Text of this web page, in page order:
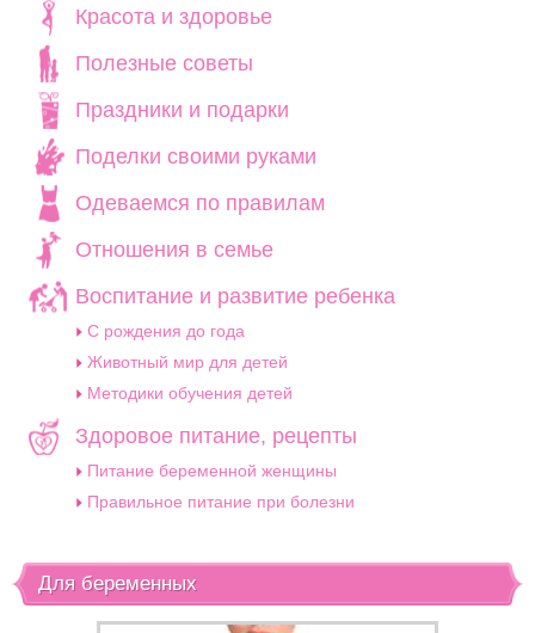
Красота и здоровье
Полезные советы
Праздники и подарки
Поделки своими руками
Одеваемся по правилам
Отношения в семье
Воспитание и развитие ребенка
C рождения до года
Животный мир для детей
Методики обучения детей
Здоровое питание, рецепты
Питание беременной женщины
Правильное питание при болезни
Для беременных